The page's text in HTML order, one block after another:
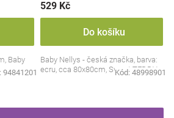
Baby
94841201
529 Kč
Do košíku
Baby Nellys - česká značka, barva:
ecru, cca 80x80cm, Sweet TEDDY
Kód: 48998901